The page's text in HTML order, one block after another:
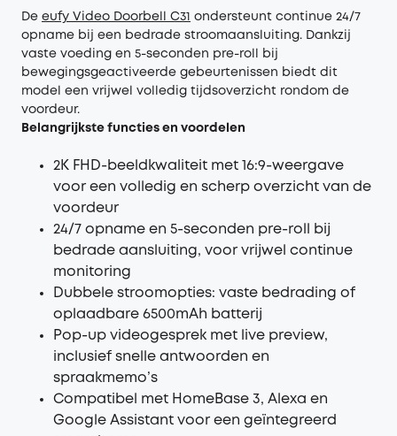
De eufy Video Doorbell C31 ondersteunt continue 24/7
opname bij een bedrade stroomaansluiting. Dankzij
vaste voeding en 5-seconden pre-roll bij
bewegingsgeactiveerde gebeurtenissen biedt dit
model een vrijwel volledig tijdsoverzicht rondom de
voordeur.
Belangrijkste functies en voordelen
2K FHD-beeldkwaliteit met 16:9-weergave
voor een volledig en scherp overzicht van de
voordeur
24/7 opname en 5-seconden pre-roll bij
bedrade aansluiting, voor vrijwel continue
monitoring
Dubbele stroomopties: vaste bedrading of
oplaadbare 6500mAh batterij
Pop-up videogesprek met live preview,
inclusief snelle antwoorden en
spraakmemo’s
Compatibel met HomeBase 3, Alexa en
Google Assistant voor een geïntegreerd